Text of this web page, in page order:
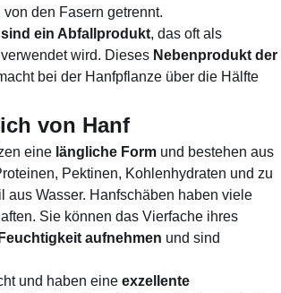
den Fasern getrennt.
ein Abfallprodukt, das oft als
verwendet wird. Dieses Nebenprodukt der
bei der Hanfpflanze über die Hälfte
von Hanf
eine längliche Form und bestehen aus
Pektinen, Kohlenhydraten und zu
aus Wasser. Hanfschäben haben viele
Sie können das Vierfache ihres
Feuchtigkeit aufnehmen und sind
und haben eine exzellente